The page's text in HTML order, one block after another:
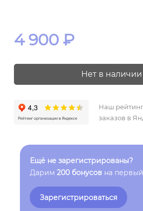
4 900 ₽
Нет в наличии
Наш
заказов в
Ещё не зарегистрированы?
Дарим 200 бонусов на первый
Зарегистрироваться